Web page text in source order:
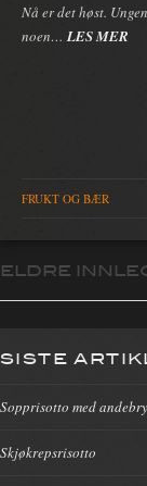
Nå er det høst.
noen… LES MER
FRUKT OG BÆR
ELDRE
SISTE
Sopprisotto med
Skjøkrepsrisotto